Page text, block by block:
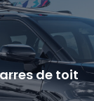
de toit